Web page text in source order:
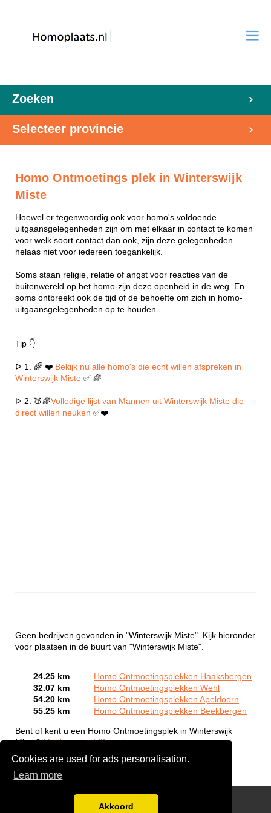
Cookies are used for ads personalisation.
Learn more
Akkoord
Zoeken
Selecteer provincie
Homo Ontmoetings plek in Winterswijk
Miste
Hoewel er tegenwoordig ook voor homo's voldoende
uitgaansgelegenheden zijn om met elkaar in contact te komen
voor welk soort contact dan ook, zijn deze gelegenheden
helaas niet voor iedereen toegankelijk.
Soms staan religie, relatie of angst voor reacties van de
buitenwereld op het homo-zijn deze openheid in de weg. En
soms ontbreekt ook de tijd of de behoefte om zich in homo-
uitgaansgelegenheden op te houden.
Tip 👇
ᐅ 1. 🌈 ❤️ Bekijk nu alle homo's die echt willen afspreken in
Winterswijk Miste ✅ 🌈
ᐅ 2. 🍑🌈Volledige lijst van Mannen uit Winterswijk Miste die
direct willen neuken ✅❤️
Geen bedrijven gevonden in "Winterswijk Miste". Kijk hieronder
voor plaatsen in de buurt van "Winterswijk Miste".
24.25 km
Homo Ontmoetingsplekken Haaksbergen
32.07 km
Homo Ontmoetingsplekken Wehl
54.20 km
Homo Ontmoetingsplekken Apeldoorn
55.25 km
Homo Ontmoetingsplekken Beekbergen
Bent of kent u een Homo Ontmoetingsplek in Winterswijk
Miste?Meld een bedrijf gratis aan